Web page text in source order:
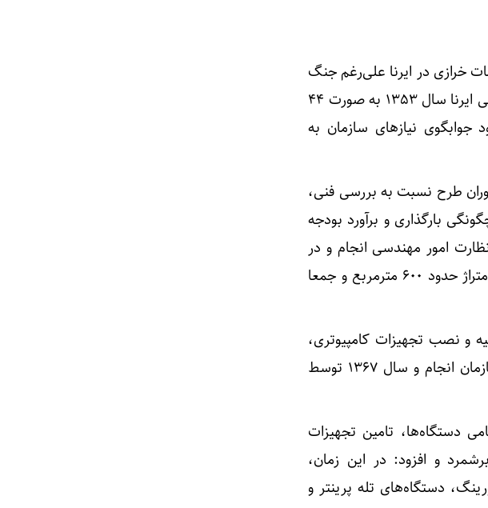
خرازی در ایرنا علی‌رغم جنگ
تحمیلی و مسئولیت‌های مضاعفی که داشت، افزود: ساختمان مرکزی فعلی ایرنا سال ۱۳۵۳ به صورت ۴۴
نیازهای سازمان به
طرح نسبت به بررسی فنی،
بارگذاری و برآورد بودجه
امور مهندسی انجام و در
کوتاه‌ترین زمان ممکن و در زمان جنگ و با حداقل هزینه، هر طبقه به متراژ حدود ۶۰۰ مترمربع و جمعا
و نصب تجهیزات کامپیوتری،
ماشین‌های اداری و شبکه‌های ارتباطی با همکاری بخش‌های مختلف سازمان انجام و سال ۱۳۶۷ توسط
دستگاه‌ها، تامین تجهیزات
و افزود: در این زمان،
دستگاه‌های تله پرینتر و